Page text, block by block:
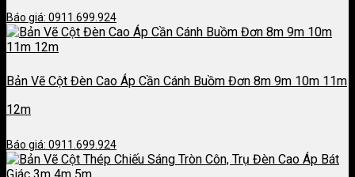
Báo giá: 0911.699.924
Bản Vẽ Cột Đèn Cao Áp Cần Cánh Buồm Đơn 8m 9m 10m 11m
12m
Báo giá: 0911.699.924